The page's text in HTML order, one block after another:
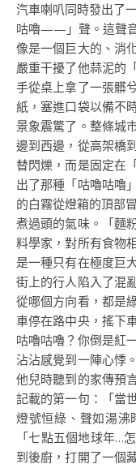
汽車喇叭同時發出了
咕嚕——」聲。這聲
像是一個巨大的、消
嚴重干擾了他蒜泥的
手從桌上拿了一張髒
紙，塞進口袋以備不
景象震驚了。整條城
邊到西邊，從高架橋
替閃爍，而是固定在
出了那種「咕嚕咕嚕
的白霧從燈箱的頂部
煮過頭的氣味。「麵
料學家，對所有食物
是一種只有在極度巨
街上的行人陷入了混
從哪個方向看，都是
車停在路中央，搖下
咕嚕咕嚕？你倒是紅
沾沾感覺到一陣心悸
他兒時聽到的家傳預
記載的第一句：「當
燈號恒綠、聲如湯沸
「七點五個地球年…
到後廚，打開了一個